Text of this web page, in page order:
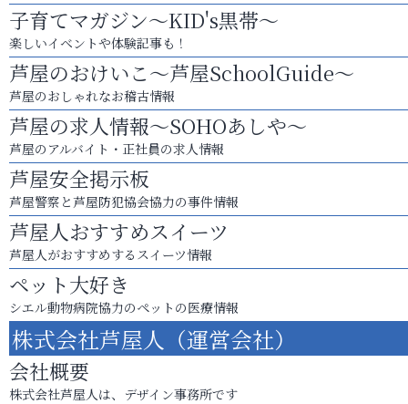
子育てマガジン～KID's黒帯～
楽しいイベントや体験記事も！
芦屋のおけいこ～芦屋SchoolGuide～
芦屋のおしゃれなお稽古情報
芦屋の求人情報～SOHOあしや～
芦屋のアルバイト・正社員の求人情報
芦屋安全掲示板
芦屋警察と芦屋防犯協会協力の事件情報
芦屋人おすすめスイーツ
芦屋人がおすすめするスイーツ情報
ペット大好き
シエル動物病院協力のペットの医療情報
株式会社芦屋人（運営会社）
会社概要
株式会社芦屋人は、デザイン事務所です